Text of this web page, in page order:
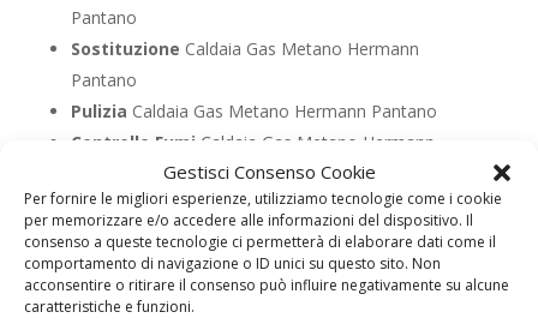
Gestisci Consenso Cookie
Per fornire le migliori esperienze, utilizziamo tecnologie come i cookie
per memorizzare e/o accedere alle informazioni del dispositivo. Il
consenso a queste tecnologie ci permetterà di elaborare dati come il
comportamento di navigazione o ID unici su questo sito. Non
acconsentire o ritirare il consenso può influire negativamente su alcune
caratteristiche e funzioni.
Pantano
Sostituzione Caldaia Gas Metano Hermann
Pantano
Pulizia Caldaia Gas Metano Hermann Pantano
Controllo FumiCaldaia Gas Metano Hermann
Bollino BluCaldaia Gas Metano Hermann Pantano
VenditaCaldaia Gas Metano Hermann Pantano
OfferteCaldaia Gas Metano Hermann Pantano